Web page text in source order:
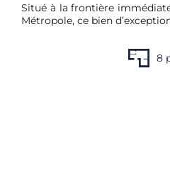
neuf
Situé à la frontière
Métropole, ce bien
8